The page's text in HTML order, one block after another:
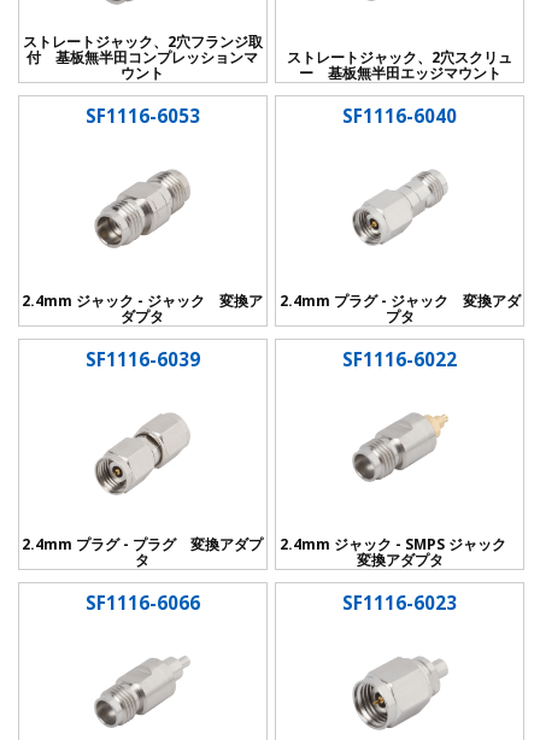
ストレートジャック、2穴フランジ取
付 基板無半田コンプレッションマ
ウント
ストレートジャック、2穴スクリュ
ー 基板無半田エッジマウント
SF1116-6053
2.4mm ジャック - ジャック 変換ア
ダプタ
SF1116-6040
2.4mm プラグ - ジャック 変換アダ
プタ
SF1116-6039
2.4mm プラグ - プラグ 変換アダプ
タ
SF1116-6022
2.4mm ジャック - SMPS ジャック
変換アダプタ
SF1116-6066 SF1116-6023